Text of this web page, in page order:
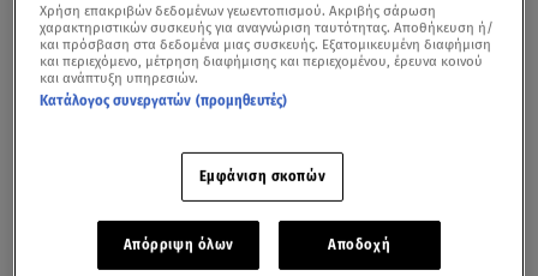
Χρήση επακριβών δεδομένων γεωεντοπισμού. Ακριβής σάρωση
χαρακτηριστικών συσκευής για αναγνώριση ταυτότητας. Αποθήκευση ή/
και πρόσβαση στα δεδομένα μιας συσκευής. Εξατομικευμένη διαφήμιση
και περιεχόμενο, μέτρηση διαφήμισης και περιεχομένου, έρευνα κοινού
και ανάπτυξη υπηρεσιών.
Κατάλογος συνεργατών (προμηθευτές)
Εμφάνιση σκοπών
Απόρριψη όλων Αποδοχή